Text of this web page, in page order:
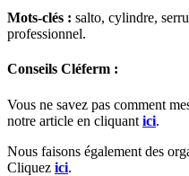
Mots-clés : salto, cylindre,
professionnel.
Conseils Cléferm :
Vous ne savez pas comment
notre article en cliquant ici.
Nous faisons également des
Cliquez ici.